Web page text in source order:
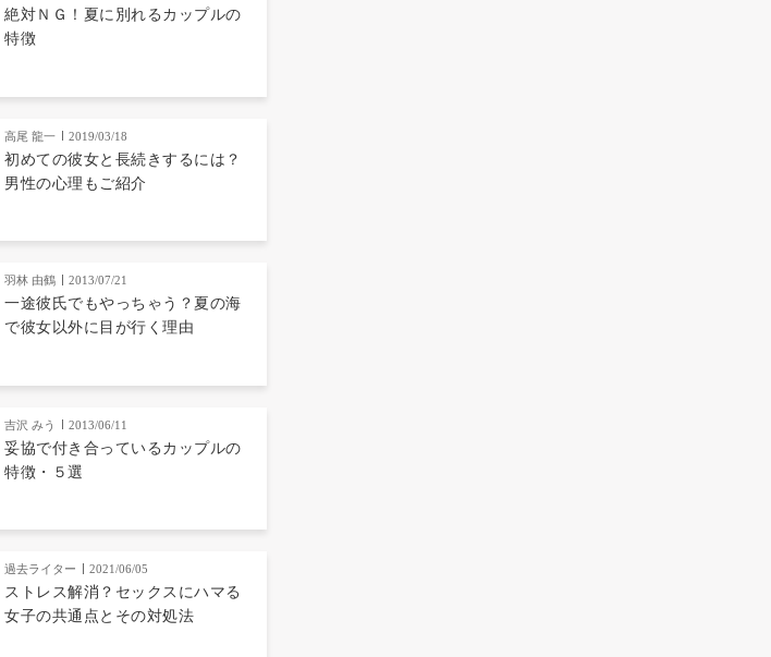
絶対ＮＧ！夏に別れるカップルの
特徴
高尾 龍一 2019/03/18
初めての彼女と長続きするには？
男性の心理もご紹介
羽林 由鶴 2013/07/21
一途彼氏でもやっちゃう？夏の海
で彼女以外に目が行く理由
吉沢 みう 2013/06/11
妥協で付き合っているカップルの
特徴・５選
過去ライター 2021/06/05
ストレス解消？セックスにハマる
女子の共通点とその対処法